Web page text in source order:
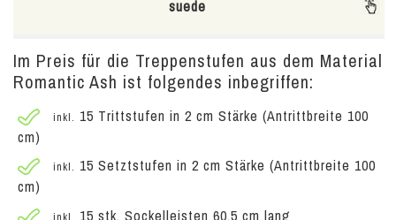
suede
Im Preis für die Treppenstufen aus dem Material
Romantic Ash ist folgendes inbegriffen:
inkl. 15 Trittstufen in 2 cm Stärke (Antrittbreite 100
cm)
inkl. 15 Setztstufen in 2 cm Stärke (Antrittbreite 100
cm)
inkl. 15 stk. Sockelleisten 60,5 cm lang